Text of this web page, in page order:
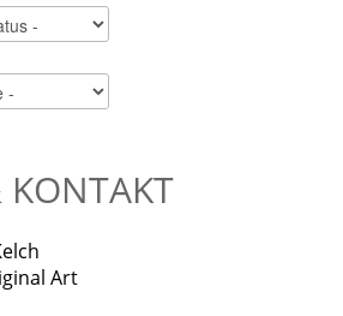
KONTAKT
Art